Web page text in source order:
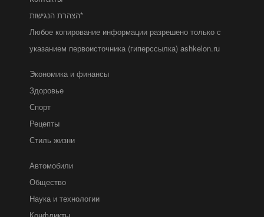
הצהרת הנגישות*
Любое копирование информации разрешено только с
указанием первоисточника (гиперссылка) ashkelon.ru
Экономика и финансы
Здоровье
Спорт
Рецепты
Стиль жизни
Автомобили
Общество
Наука и технологии